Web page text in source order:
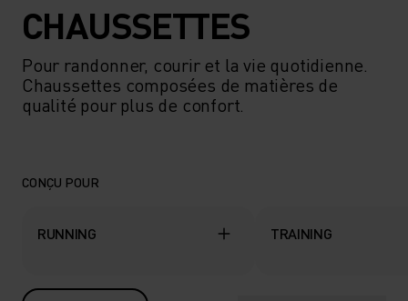
CHAUSSETTES
Pour randonner, courir et la vie quotidienne.
Chaussettes composées de matières de
qualité pour plus de confort.
CONÇU POUR
RUNNING TRAINING